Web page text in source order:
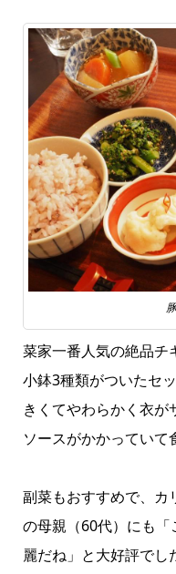
菜家一番人気の絶品チ
小鉢3種類がついたセ
きくてやわらかく衣
ソースがかかっていて
副菜もおすすめで、カ
の母親（60代）にも
麗だね」と大好評でし